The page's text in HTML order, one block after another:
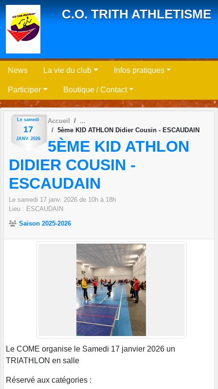
C.O. TRITH ATHLETISME
News La vie du club Infos pratiques
Participer Boutique / Contact
Le samedi
17
JANV. 2026
Accueil
5ème KID ATHLON Didier Cousin - ESCAUDAIN
5ÈME KID ATHLON
DIDIER COUSIN -
ESCAUDAIN
Le samedi 17 janv. 2026 de 10h à 18h
Lieu : ESCAUDAIN
Saison 2025-2026
Le COME organise le Samedi 17 janvier 2026 un
TRIATHLON en salle
Réservé aux catégories :
Panneau de gestion des cookies